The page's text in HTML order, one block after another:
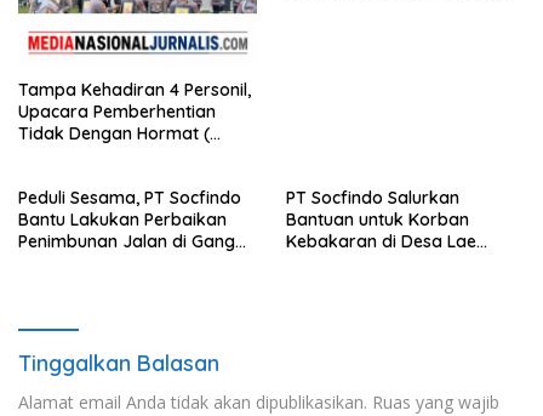
Tampa Kehadiran 4 Personil,
Upacara Pemberhentian
Tidak Dengan Hormat (
Peduli Sesama, PT Socfindo
Bantu Lakukan Perbaikan
Penimbunan Jalan di Gang
PT Socfindo Salurkan
Bantuan untuk Korban
Kebakaran di Desa Lae
Tinggalkan Balasan
Alamat email Anda tidak akan dipublikasikan. Ruas yang wajib